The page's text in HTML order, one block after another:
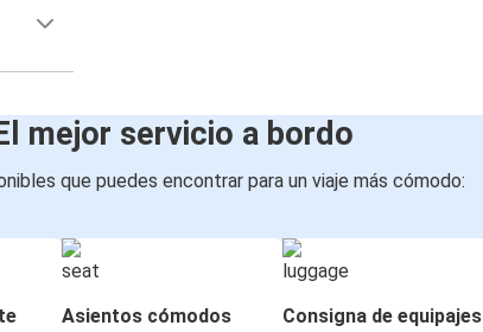
mejor servicio a bordo
que puedes encontrar para un viaje más cómodo:
Asientos cómodos Consigna de equipajes